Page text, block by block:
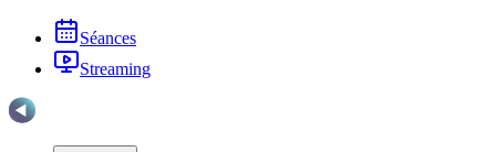
Séances
Streaming